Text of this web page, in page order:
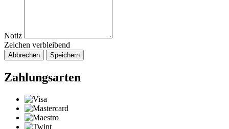
Notiz
Zeichen verbleibend
Abbrechen Speichern
Zahlungsarten